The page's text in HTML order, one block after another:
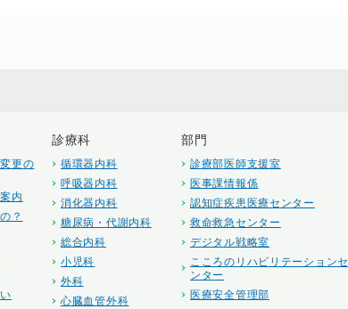
更の
内
？
診療科
循環器内科
呼吸器内科
消化器内科
糖尿病・代謝内科
総合内科
小児科
外科
心臓血管外科
部門
診療部医師支援室
医事課情報係
認知症疾患医療センター
救命救急センター
デジタル戦略室
こころのリハビリテーションセ
ンター
医療安全管理部